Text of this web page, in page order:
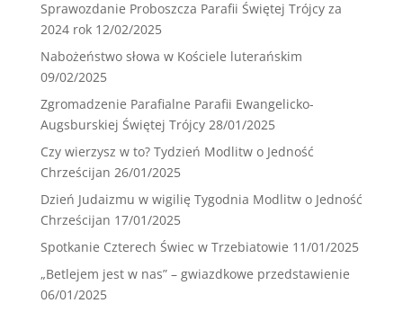
Sprawozdanie Proboszcza Parafii Świętej Trójcy za
2024 rok 12/02/2025
Nabożeństwo słowa w Kościele luterańskim
09/02/2025
Zgromadzenie Parafialne Parafii Ewangelicko-
Augsburskiej Świętej Trójcy 28/01/2025
Czy wierzysz w to? Tydzień Modlitw o Jedność
Chrześcijan 26/01/2025
Dzień Judaizmu w wigilię Tygodnia Modlitw o Jedność
Chrześcijan 17/01/2025
Spotkanie Czterech Świec w Trzebiatowie 11/01/2025
„Betlejem jest w nas” – gwiazdkowe przedstawienie
06/01/2025